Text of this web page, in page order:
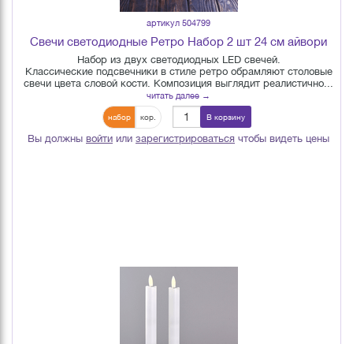
артикул 504799
Свечи светодиодные Ретро Набор 2 шт 24 см айвори
Набор из двух светодиодных LED свечей.
Классические подсвечники в стиле ретро обрамляют столовые
свечи цвета словой кости. Композиция выглядит реалистично...
читать далее →
набор кор. В корзину
Вы должны войти или зарегистрироваться чтобы видеть цены